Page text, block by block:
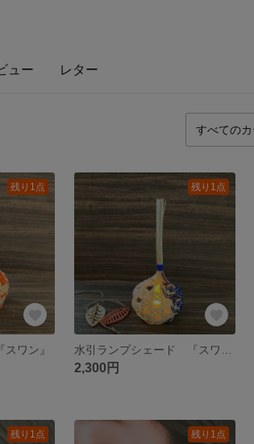
ュー レター
残り1点
ワン』
残り1点
2,300円
残り1点 残り1点